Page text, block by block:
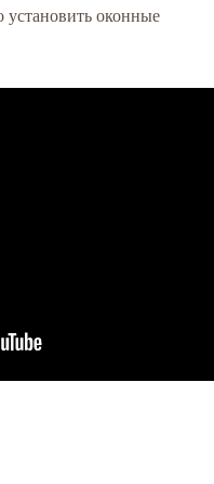
установить оконные